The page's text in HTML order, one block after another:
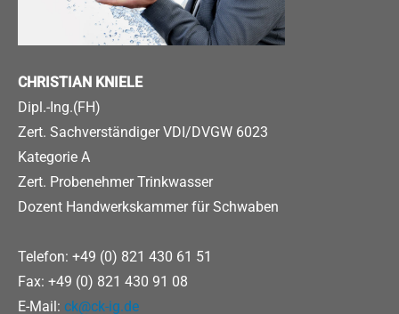
CHRISTIAN KNIELE
Dipl.-Ing.(FH)
Zert. Sachverständiger VDI/DVGW 6023
Kategorie A
Zert. Probenehmer Trinkwasser
Dozent Handwerkskammer für Schwaben
Telefon: +49 (0) 821 430 61 51
Fax: +49 (0) 821 430 91 08
E-Mail: ck@ck-ig.de